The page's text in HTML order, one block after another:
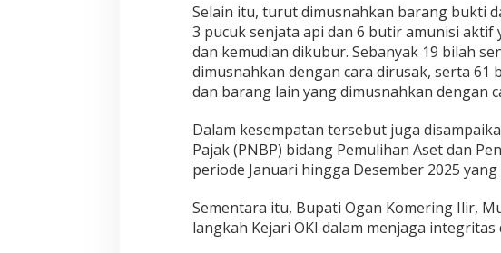
Selain itu, turut dimusnahkan barang bukti
3 pucuk senjata api dan 6 butir amunisi
dan kemudian dikubur. Sebanyak 19 bilah
dimusnahkan dengan cara dirusak, serta
dan barang lain yang dimusnahkan dengan
Dalam kesempatan tersebut juga
Pajak (PNBP) bidang Pemulihan Aset dan
periode Januari hingga Desember 2025 yang
Sementara itu, Bupati Ogan Komering Ilir,
langkah Kejari OKI dalam menjaga